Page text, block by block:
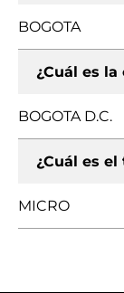
BOGOTA
¿Cuál es
BOGOTA D.C.
¿Cuál es
MICRO